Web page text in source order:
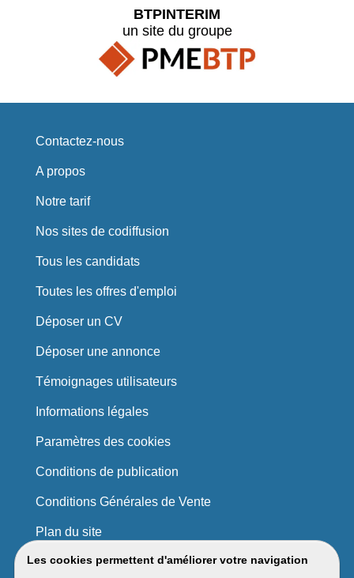
Les cookies permettent d'améliorer votre navigation
BTPINTERIM
un site du groupe
Contactez-nous
A propos
Notre tarif
Nos sites de codiffusion
Tous les candidats
Toutes les offres d'emploi
Déposer un CV
Déposer une annonce
Témoignages utilisateurs
Informations légales
Paramètres des cookies
Conditions de publication
Conditions Générales de Vente
Plan du site